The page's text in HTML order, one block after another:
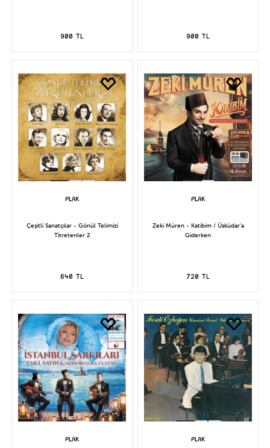
900 TL 900 TL
Çeşitli Sanatçılar - Gönül Telimizi
Titretenler 2
640 TL
Zeki Müren - Katibim / Üsküdar'a
Giderken
720 TL